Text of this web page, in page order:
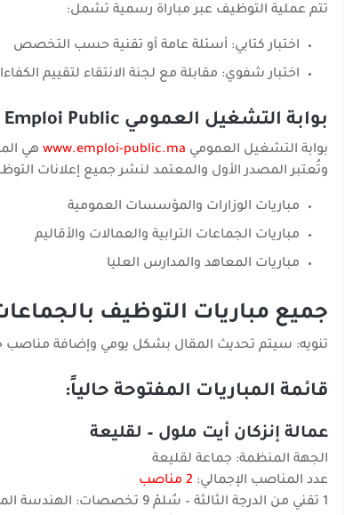
تتم عملية التوظيف عبر مباراة رسمية تشمل:
اختبار كتابي: أسئلة عامة أو تقنية حسب التخصص
اختبار شفوي: مقابلة مع لجنة الانتقاء لتقييم
بوابة التشغيل العمومي Emploi Public
بوابة التشغيل العمومي www.emploi-public.ma هي
وتُعتبر المصدر الأول والمعتمد لنشر جميع إعلانات
مباريات الوزارات والمؤسسات العمومية
مباريات الجماعات الترابية والعمالات والأقاليم
مباريات المعاهد والمدارس العليا
جميع مباريات التوظيف بالجماعات
تنويه: سيتم تحديث المقال بشكل يومي وإضافة مناصب
قائمة المباريات المفتوحة حالياً:
عمالة إنزكان أيت ملول – لقليعة
الجهة المنظمة: جماعة لقليعة
عدد المناصب الإجمالي: 2 مناصب
1 تقني من الدرجة الثالثة – سُلمْ 9 تخصصات: الهندسة المدنية- الأشغال الكبرى- الأشغال العمومية